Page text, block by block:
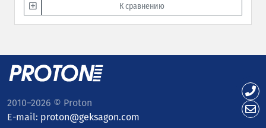
К сравнению
2010–2026 © Proton
E-mail: proton@geksagon.com